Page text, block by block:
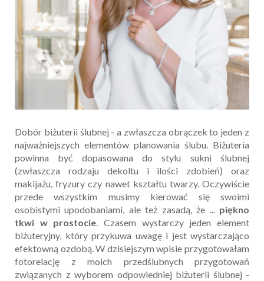
Dobór biżuterii ślubnej - a zwłaszcza obrączek to jeden z
najważniejszych elementów planowania ślubu. Biżuteria
powinna być dopasowana do stylu sukni ślubnej
(zwłaszcza rodzaju dekoltu i ilości zdobień) oraz
makijażu, fryzury czy nawet kształtu twarzy. Oczywiście
przede wszystkim musimy kierować się swoimi
osobistymi upodobaniami, ale też zasadą, że ... piękno
tkwi w prostocie. Czasem wystarczy jeden element
biżuteryjny, który przykuwa uwagę i jest wystarczająco
efektowną ozdobą. W dzisiejszym wpisie przygotowałam
fotorelację z moich przedślubnych przygotowań
związanych z wyborem odpowiedniej biżuterii ślubnej -